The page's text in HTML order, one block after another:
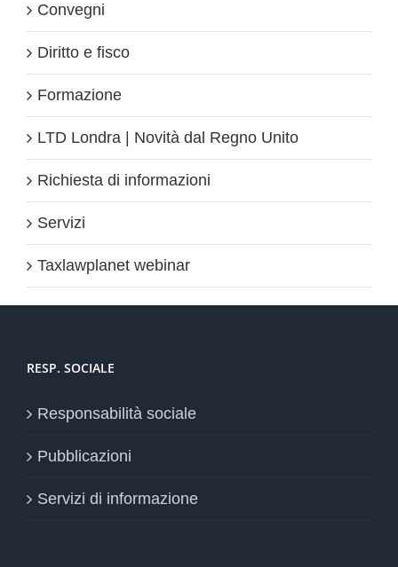
Convegni
Diritto e fisco
Formazione
LTD Londra | Novità dal Regno Unito
Richiesta di informazioni
Servizi
Taxlawplanet webinar
RESP. SOCIALE
Responsabilità sociale
Pubblicazioni
Servizi di informazione